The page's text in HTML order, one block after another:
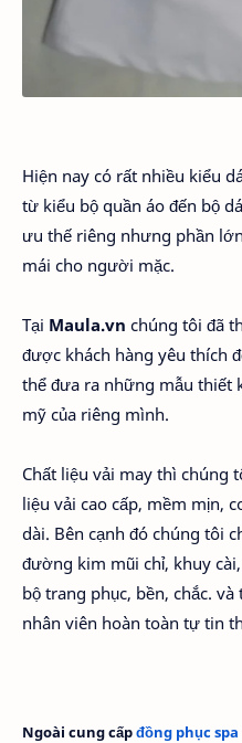
Hiện nay có rất nhiều kiểu
từ kiểu bộ quần áo đến bộ
ưu thế riêng nhưng phần
mái cho người mặc.
Tại Maula.vn chúng tôi đã
được khách hàng yêu thích
thể đưa ra những mẫu thiết
mỹ của riêng mình.
Chất liệu vải may thì chúng
liệu vải cao cấp, mềm mịn,
dài. Bên cạnh đó chúng tôi
đường kim mũi chỉ, khuy
bộ trang phục, bền, chắc.
nhân viên hoàn toàn tự tin
Ngoài cung cấpđồng phục spa